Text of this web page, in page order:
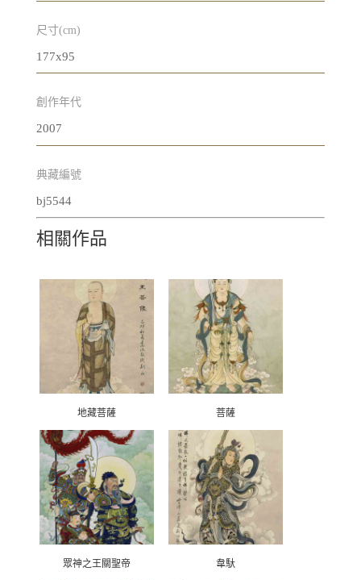
尺寸(cm)
177x95
創作年代
2007
典藏編號
bj5544
相關作品
地藏菩薩 菩薩
眾神之王關聖帝 韋馱